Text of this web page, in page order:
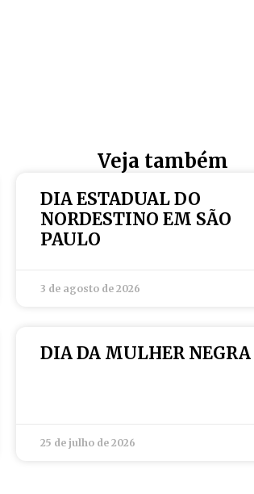
Veja também
DIA ESTADUAL DO
NORDESTINO EM SÃO
PAULO
3 de agosto de 2026
DIA DA MULHER NEGRA
25 de julho de 2026